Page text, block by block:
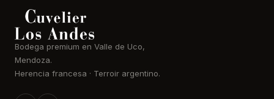
Bodega premium en Valle de Uco,
Mendoza.
Herencia francesa · Terroir argentino.